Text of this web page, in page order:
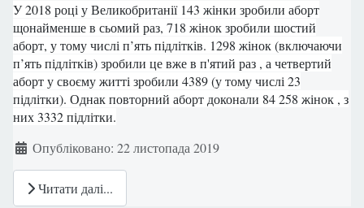
У 2018 році у Великобританії 143 жінки зробили аборт
щонайменше в сьомий раз, 718 жінок зробили шостий
аборт, у тому числі п’ять підлітків. 1298 жінок (включаючи
п’ять підлітків) зробили це вже в п'ятий раз , а четвертий
аборт у своєму житті зробили 4389 (у тому числі 23
підлітки). Однак повторний аборт доконали 84 258 жінок , з
них 3332 підлітки.
ДеталіОпубліковано: 22 листопада 2019
Читати далі...